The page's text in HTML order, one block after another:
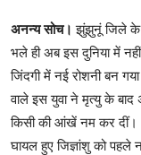
अनन्य सोच। झुंझुनूं जिले के
भले ही अब इस दुनिया में
जिंदगी में नई रोशनी बन
वाले इस युवा ने मृत्यु के बाद
किसी की आंखें नम कर दीं।
घायल हुए जिज्ञांशु को पहले